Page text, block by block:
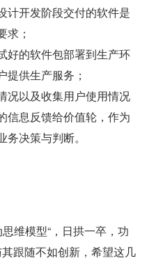
计开发阶段交付的软件是
求；
好的软件包部署到生产环
提供生产服务；
况以及收集用户使用情况
信息反馈给价值轮，作为
决策与判断。
维模型“，日拱一卒，功
跟随不如创新，希望这几